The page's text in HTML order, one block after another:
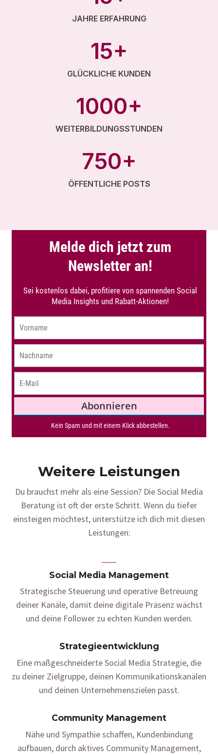
JAHRE ERFAHRUNG
15+
GLÜCKLICHE KUNDEN
1000+
WEITERBILDUNGSSTUNDEN
750+
ÖFFENTLICHE POSTS
Weitere Leistungen
Du brauchst mehr als eine Session? Die Social Media
Beratung ist oft der erste Schritt. Wenn du tiefer
einsteigen möchtest, unterstütze ich dich mit diesen
Leistungen:
Social Media Management
Strategische Steuerung und operative Betreuung
deiner Kanäle, damit deine digitale Präsenz wächst
und deine Follower zu echten Kunden werden.
Strategieentwicklung
Eine maßgeschneiderte Social Media Strategie, die
zu deiner Zielgruppe, deinen Kommunikationskanälen
und deinen Unternehmenszielen passt.
Community Management
Nähe und Sympathie schaffen, Kundenbindung
aufbauen, durch aktives Community Management,